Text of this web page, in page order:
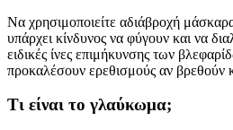
Να χρησιμοποιείτε αδιάβροχή
υπάρχει κίνδυνος να φύγουν και να
ειδικές ίνες επιμήκυνσης των
προκαλέσουν ερεθισμούς αν βρεθούν
Τι είναι το γλαύκωμα;